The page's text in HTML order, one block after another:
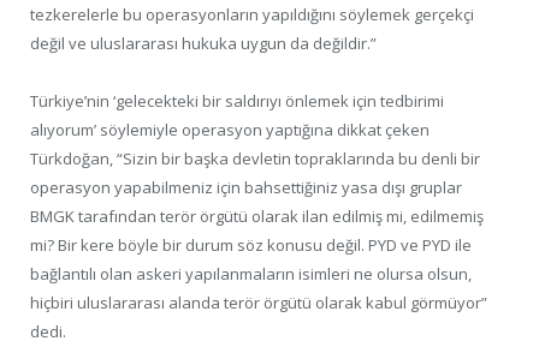
tezkerelerle bu operasyonların yapıldığını söylemek gerçekçi
değil ve uluslararası hukuka uygun da değildir.”
Türkiye’nin ‘gelecekteki bir saldırıyı önlemek için tedbirimi
alıyorum’ söylemiyle operasyon yaptığına dikkat çeken
Türkdoğan, “Sizin bir başka devletin topraklarında bu denli bir
operasyon yapabilmeniz için bahsettiğiniz yasa dışı gruplar
BMGK tarafından terör örgütü olarak ilan edilmiş mi, edilmemiş
mi? Bir kere böyle bir durum söz konusu değil. PYD ve PYD ile
bağlantılı olan askeri yapılanmaların isimleri ne olursa olsun,
hiçbiri uluslararası alanda terör örgütü olarak kabul görmüyor”
dedi.